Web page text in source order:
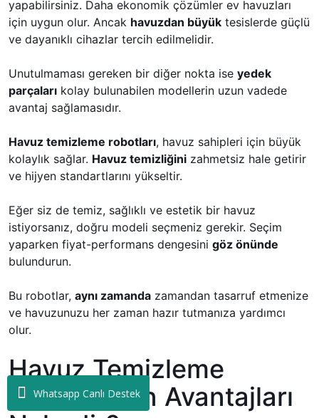
Whatsapp Canlı Destek
yapabilirsiniz. Daha ekonomik çözümler ev havuzları
için uygun olur. Ancak havuzdan büyük tesislerde güçlü
ve dayanıklı cihazlar tercih edilmelidir.
Unutulmaması gereken bir diğer nokta ise yedek
parçaları kolay bulunabilen modellerin uzun vadede
avantaj sağlamasıdır.
Havuz temizleme robotları, havuz sahipleri için büyük
kolaylık sağlar. Havuz temizliğini zahmetsiz hale getirir
ve hijyen standartlarını yükseltir.
Eğer siz de temiz, sağlıklı ve estetik bir havuz
istiyorsanız, doğru modeli seçmeniz gerekir. Seçim
yaparken fiyat-performans dengesini göz önünde
bulundurun.
Bu robotlar, aynı zamanda zamandan tasarruf etmenize
ve havuzunuzu her zaman hazır tutmanıza yardımcı
olur.
Havuz Temizleme
Robotlarının Avantajları